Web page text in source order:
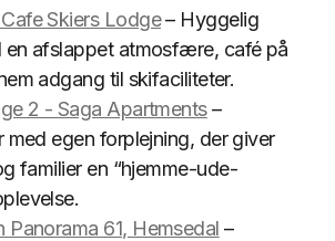
Skiers Lodge– Hyggelig
en afslappet atmosfære, café på
adgang til skifaciliteter.
2 - Saga Apartments–
med egen forplejning, der giver
familier en “hjemme-ude-
Panorama 61, Hemsedal –